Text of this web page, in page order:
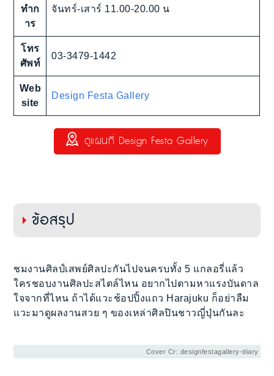
ทำก
าร
จันทร์-เสาร์ 11.00-20.00 น
โทร
ศัพท์
03-3479-1442
Web
site
Design Festa Gallery
ดูแผนที่ Design Festa Gallery
ข้อสรุป
ชมงานศิลป์เสพย์ศิลปะกันไปจนครบทั้ง 5 แกลอรี่แล้ว
ใครชอบงานศิลปะสไตล์ไหน อยากไปตามหาแรงบันดาล
ใจจากที่ไหน ถ้าได้แวะช้อปปิ้งแถว Harajuku ก็อย่าลืม
แวะมาดูผลงานสวย ๆ ของเหล่าศิลปินชาวญี่ปุ่นกันละ
Cover Cr: designfestagallery-diary